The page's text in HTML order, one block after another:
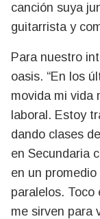
canción suya
guitarrista y
Para nuestro
oasis. “En los
movida mi vida
laboral. Estoy
dando clases
en Secundaria
en un
paralelos. Toco
me sirven para